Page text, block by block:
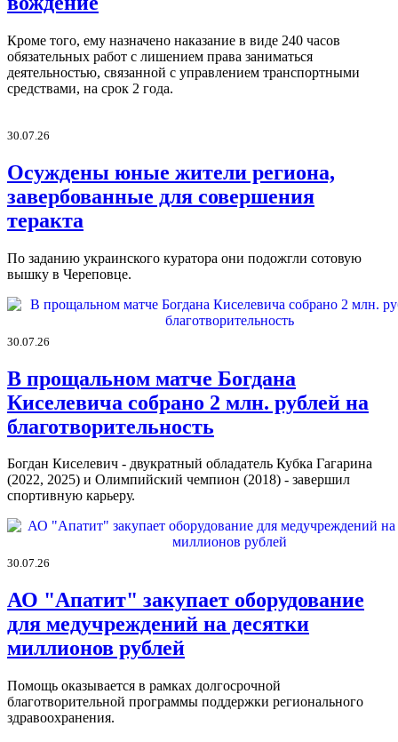
Кроме того, ему назначено наказание в виде 240 часов
обязательных работ с лишением права заниматься
деятельностью, связанной с управлением транспортными
средствами, на срок 2 года.
30.07.26
Осуждены юные жители региона,
завербованные для совершения
теракта
По заданию украинского куратора они подожгли сотовую
вышку в Череповце.
30.07.26
В прощальном матче Богдана
Киселевича собрано 2 млн. рублей на
благотворительность
Богдан Киселевич - двукратный обладатель Кубка Гагарина
(2022, 2025) и Олимпийский чемпион (2018) - завершил
спортивную карьеру.
30.07.26
АО "Апатит" закупает оборудование
для медучреждений на десятки
миллионов рублей
Помощь оказывается в рамках долгосрочной
благотворительной программы поддержки регионального
здравоохранения.